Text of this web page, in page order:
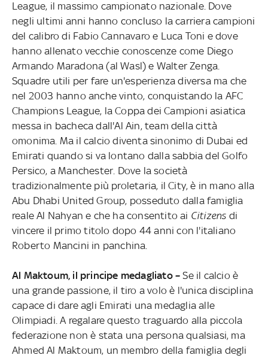
League, il massimo campionato nazionale. Dove
negli ultimi anni hanno concluso la carriera campioni
del calibro di Fabio Cannavaro e Luca Toni e dove
hanno allenato vecchie conoscenze come Diego
Armando Maradona (al Wasl) e Walter Zenga.
Squadre utili per fare un'esperienza diversa ma che
nel 2003 hanno anche vinto, conquistando la AFC
Champions League, la Coppa dei Campioni asiatica
messa in bacheca dall'Al Ain, team della città
omonima. Ma il calcio diventa sinonimo di Dubai ed
Emirati quando si va lontano dalla sabbia del Golfo
Persico, a Manchester. Dove la società
tradizionalmente più proletaria, il City, è in mano alla
Abu Dhabi United Group, posseduto dalla famiglia
reale Al Nahyan e che ha consentito ai Citizens di
vincere il primo titolo dopo 44 anni con l'italiano
Roberto Mancini in panchina.
Al Maktoum, il principe medagliato – Se il calcio è
una grande passione, il tiro a volo è l'unica disciplina
capace di dare agli Emirati una medaglia alle
Olimpiadi. A regalare questo traguardo alla piccola
federazione non è stata una persona qualsiasi, ma
Ahmed Al Maktoum, un membro della famiglia degli